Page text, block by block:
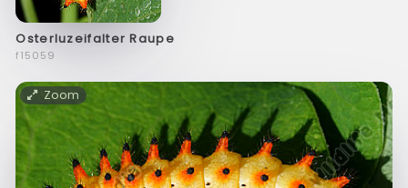
Osterluzeifalter Raupe
f15059
Zoom